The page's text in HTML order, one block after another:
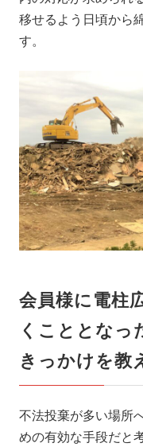
移せるよう日頃から
す。
会員様に電柱
くこととなっ
きっかけを教
不法投棄が多い場所
めの有効な手段だと